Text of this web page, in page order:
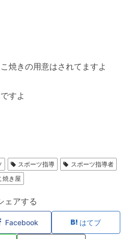
焼きの用意はされてますよ
すよ
スポーツ指導
スポーツ指導者
焼き屋
ェアする
Facebook はてブ